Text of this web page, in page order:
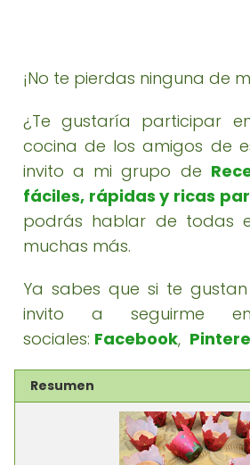
¡No te pierdas ninguna de
¿Te gustaría participar
cocina de los amigos de
invito a mi grupo de
fáciles, rápidas y ricas
podrás hablar de todas
muchas más.
Ya sabes que si te
invito a seguirme
sociales: Facebook,
Resumen